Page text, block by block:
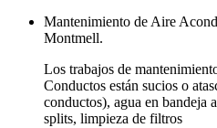
Mantenimiento de Aire
Montmell.
Los trabajos de
Conductos están sucios o
conductos), agua en bandeja
splits, limpieza de filtros